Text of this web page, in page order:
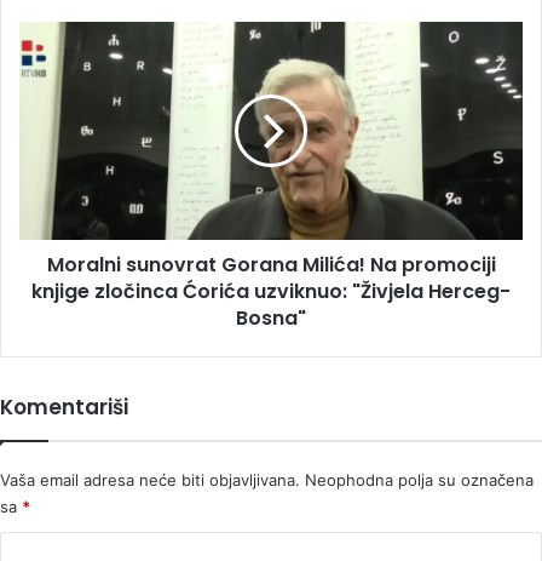
koliko
je
pjevač
Moralni
sunovrat
Gorana
Milića!
promociji
knjige
zločinca
Ćorića
uzviknuo:
"Živjela
Moralni sunovrat Gorana Milića! Na promociji
knjige zločinca Ćorića uzviknuo: "Živjela Herceg-
Bosna"
Komentariši
Vaša email adresa neće biti objavljivana. Neophodna polja su označena
sa *